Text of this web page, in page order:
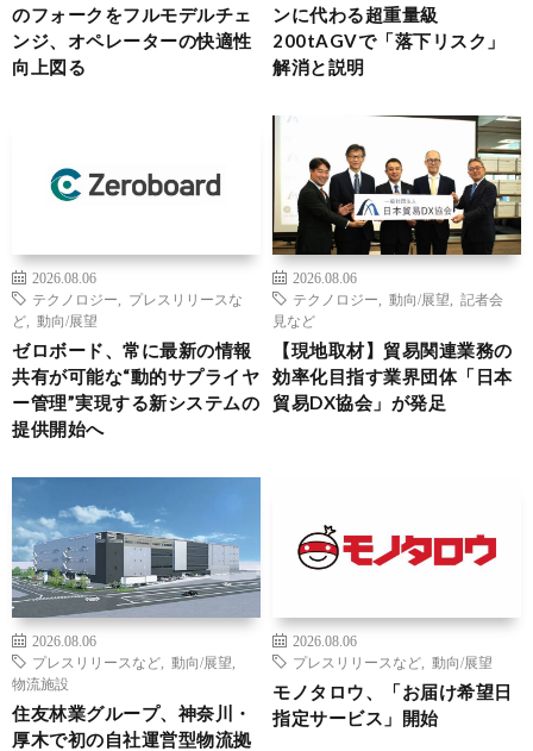
のフォークをフルモデルチェ
ンジ、オペレーターの快適性
向上図る
ンに代わる超重量級
200tAGVで「落下リスク」
解消と説明
2026.08.06
テクノロジー
プレスリリースな
ど
動向/展望
ゼロボード、常に最新の情報
共有が可能な“動的サプライヤ
ー管理”実現する新システムの
提供開始へ
2026.08.06
テクノロジー
動向/展望
記者会
見など
【現地取材】貿易関連業務の
効率化目指す業界団体「日本
貿易DX協会」が発足
2026.08.06
プレスリリースなど
動向/展望
物流施設
住友林業グループ、神奈川・
厚木で初の自社運営型物流拠
2026.08.06
プレスリリースなど
動向/展望
モノタロウ、「お届け希望日
指定サービス」開始